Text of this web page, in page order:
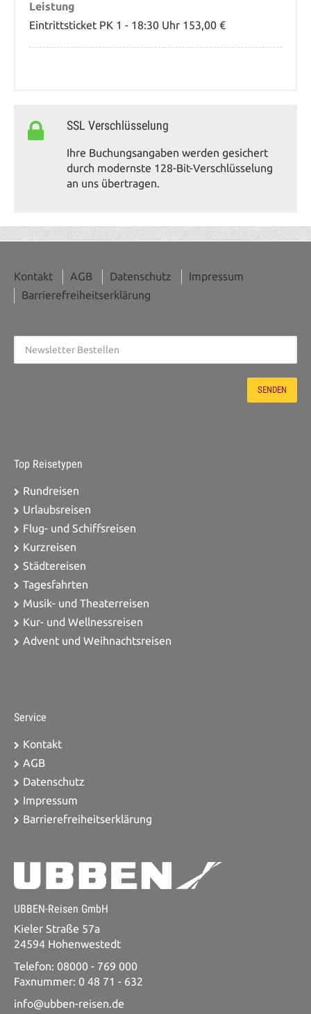
Leistung
Eintrittsticket PK 1 - 18:30 Uhr 153,00 €
SSL Verschlüsselung
Ihre Buchungsangaben werden gesichert
durch modernste 128-Bit-Verschlüsselung
an uns übertragen.
Kontakt AGB Datenschutz
Impressum
Barrierefreiheitserklärung
Top Reisetypen
Rundreisen
Urlaubsreisen
Flug- und Schiffsreisen
Kurzreisen
Städtereisen
Tagesfahrten
Musik- und Theaterreisen
Kur- und Wellnessreisen
Advent und Weihnachtsreisen
Service
Kontakt
AGB
Datenschutz
Impressum
Barrierefreiheitserklärung
UBBEN-Reisen GmbH
Kieler Straße 57a
24594 Hohenwestedt
Telefon: 08000 - 769 000
Faxnummer: 0 48 71 - 632
info@ubben-reisen.de